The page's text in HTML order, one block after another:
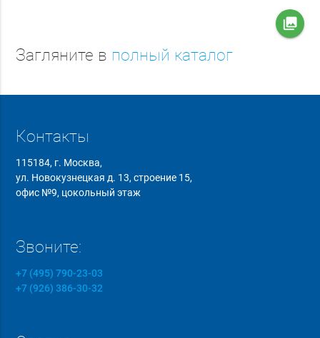
collections
Загляните в полный каталог
Контакты
115184, г. Москва,
ул. Новокузнецкая д. 13, строение 15,
офис №9, цокольный этаж
Звоните:
+7 (495) 790-23-03
+7 (926) 386-30-32